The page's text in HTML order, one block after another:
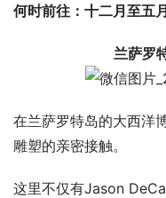
何时前往：十二月至五月
兰萨罗
在兰萨罗特岛的大西洋
雕塑的亲密接触。
这里不仅有Jason